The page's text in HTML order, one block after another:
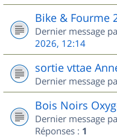
Bike & Fourme
Dernier message
2026, 12:14
sortie vttae
Dernier message
Bois Noirs
Dernier message
Réponses : 1